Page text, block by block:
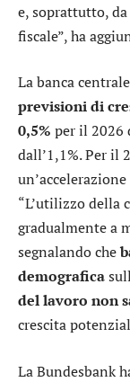
e, soprattutto,
fiscale”, ha
La banca
previsioni di
0,5% per il 2026
dall’1,1%. Per il
“L’utilizzo della
gradualmente a
segnalando che
demografica
del lavoro non
crescita
La Bundesbank